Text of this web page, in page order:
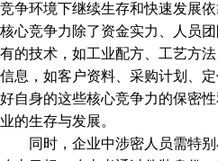
竞争环境下继续生存和快速发展
核心竞争力除了资金实力、人员
有的技术，如工业配方、工艺方
信息，如客户资料、采购计划、
好自身的这些核心竞争力的保密
业的生存与发展。
同时，企业中涉密人员需特别